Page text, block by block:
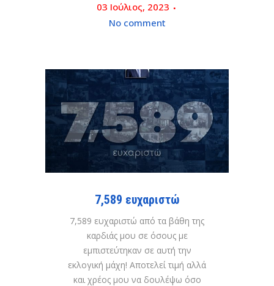
03 Ιούλιος, 2023
No comment
7,589 ευχαριστώ
7,589 ευχαριστώ από τα βάθη της
καρδιάς μου σε όσους με
εμπιστεύτηκαν σε αυτή την
εκλογική μάχη! Αποτελεί τιμή αλλά
και χρέος μου να δουλέψω όσο